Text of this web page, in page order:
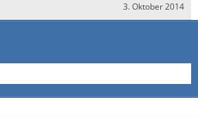
3. Oktober 2014